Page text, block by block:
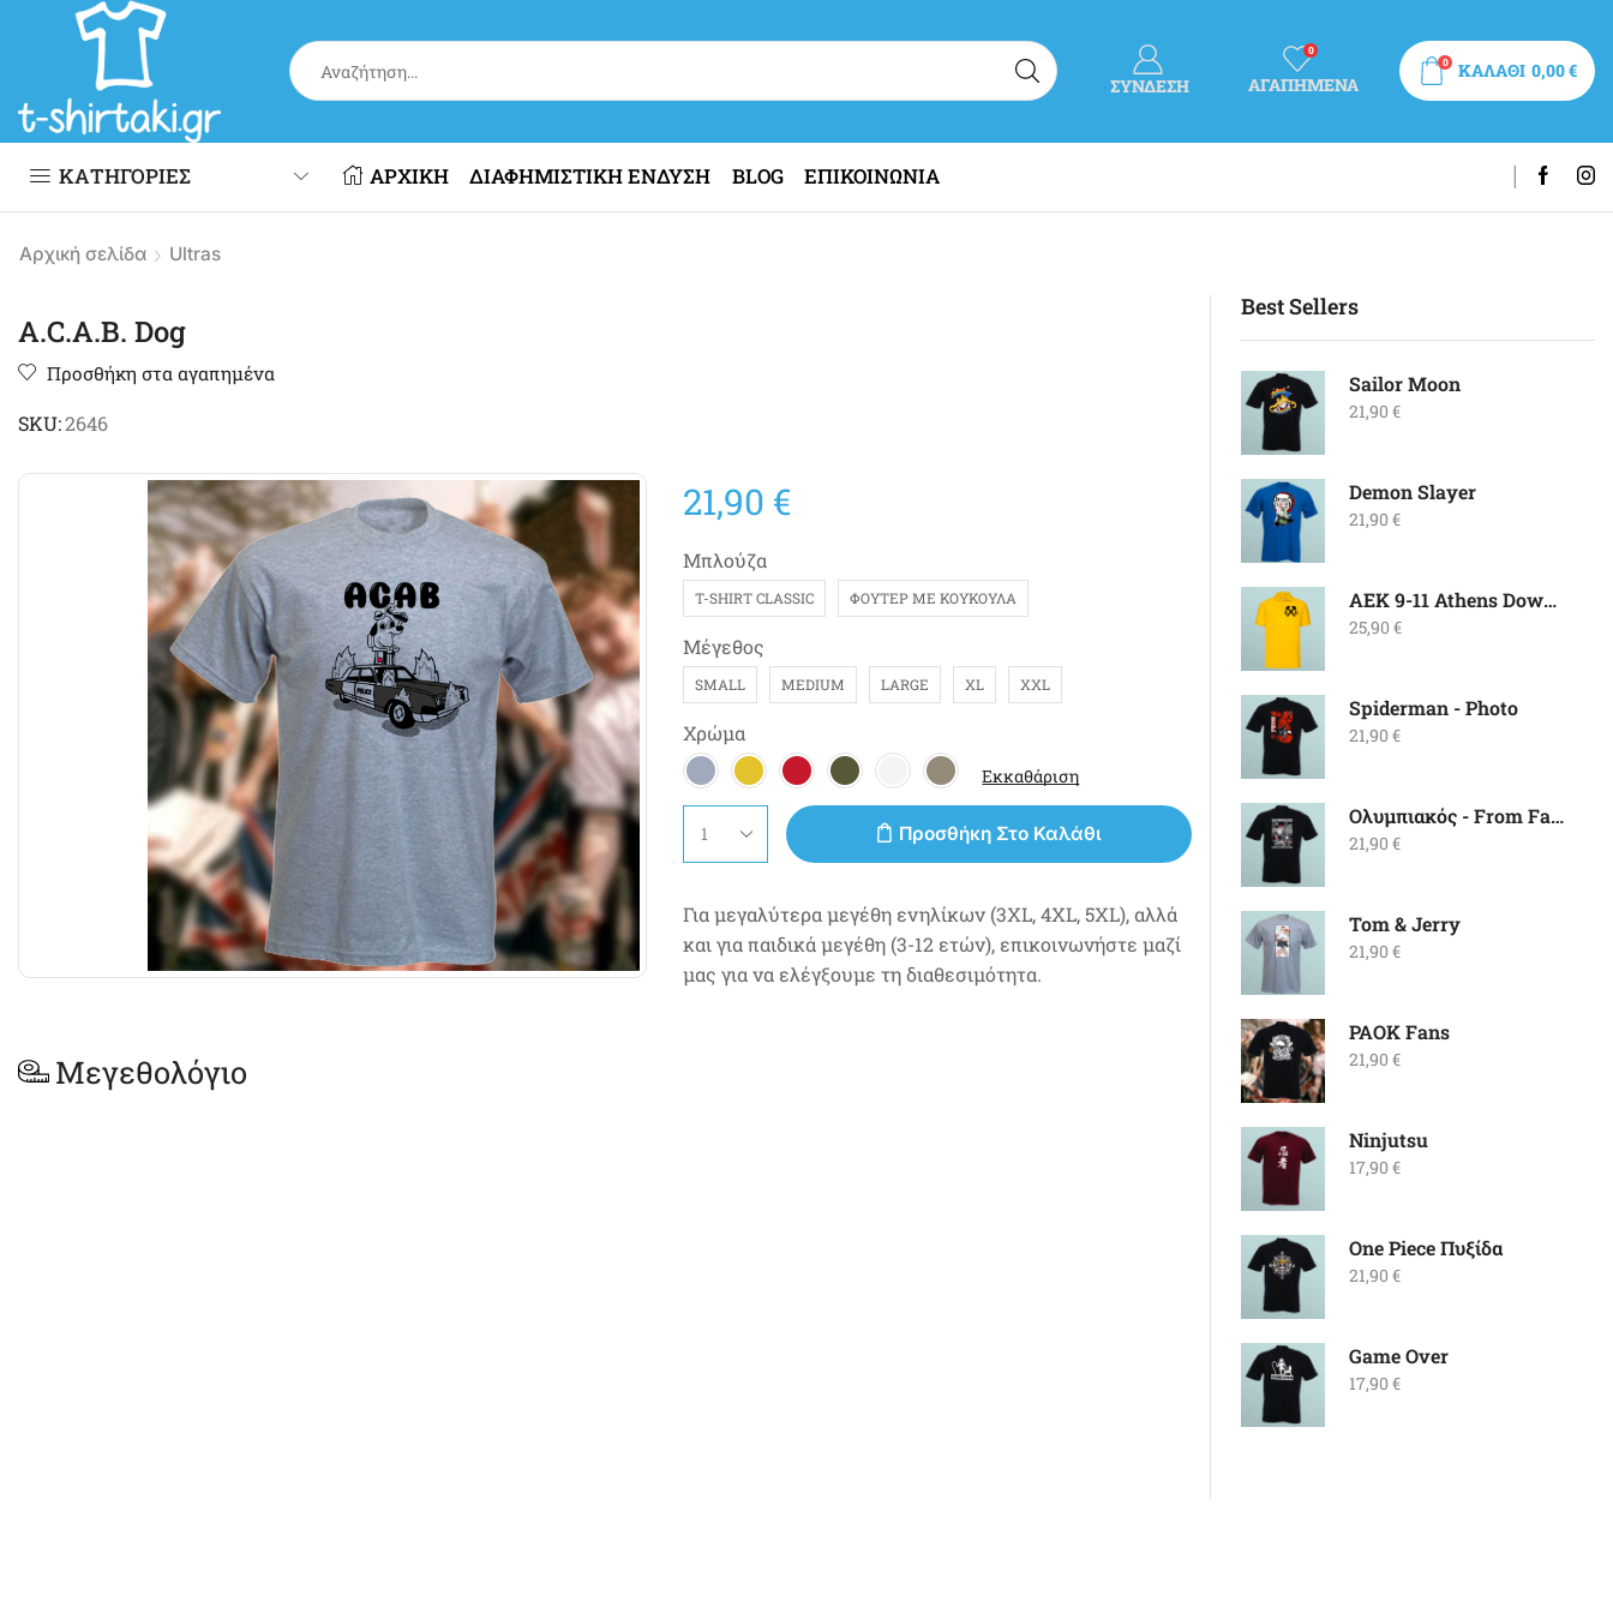
ΣΎΝΔΕΣΗ
0
ΑΓΑΠΗΜΕΝΑ
0 ΚΑΛΑΘΙ 0,00€
ΚΑΤΗΓΟΡΙΕΣ ΑΡΧΙΚΗ ΔΙΑΦΗΜΙΣΤΙΚΗ ΕΝΔΥΣΗ BLOG ΕΠΙΚΟΙΝΩΝΙΑ
Αρχική σελίδα Ultras
A.C.A.B. Dog
Προσθήκη στα αγαπημένα
SKU:2646
Μεγεθολόγιο
21,90 €
Μπλούζα
T-SHIRT CLASSIC ΦΟΎΤΕΡ ΜΕ ΚΟΥΚΟΎΛΑ
Μέγεθος
SMALL MEDIUM LARGE XL XXL
Χρώμα
Εκκαθάριση
Προσθήκη Στο Καλάθι
Για μεγαλύτερα μεγέθη ενηλίκων (3XL, 4XL, 5XL), αλλά
και για παιδικά μεγέθη (3-12 ετών), επικοινωνήστε μαζί
μας για να ελέγξουμε τη διαθεσιμότητα.
Best Sellers
Sailor Moon
21,90 €
Demon Slayer
21,90 €
ΑΕΚ 9-11 Athens Downtown Polo
25,90 €
Spiderman - Photo
21,90 €
Ολυμπιακός - From Father To Son
21,90 €
Tom & Jerry
21,90 €
PAOK Fans
21,90 €
Ninjutsu
17,90 €
One Piece Πυξίδα
21,90 €
Game Over
17,90 €